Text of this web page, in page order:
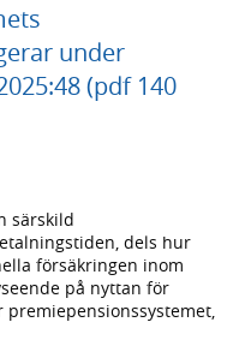
under
(pdf 140
särskild
dels hur
försäkringen inom
på nyttan för